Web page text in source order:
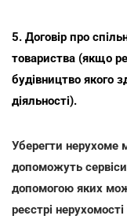
5. Договір про
товариства (якщо
будівництво якого
діяльності).
Уберегти нерухоме
допоможуть сервіси
допомогою яких
реєстрі